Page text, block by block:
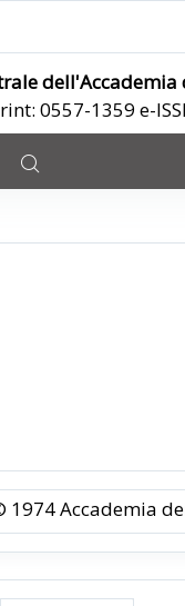
dell'Accademia
0557-1359 e-
1974 Accademia